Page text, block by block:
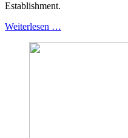
Establishment.
Weiterlesen …